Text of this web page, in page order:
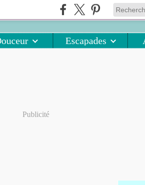
Escapades
Publicité